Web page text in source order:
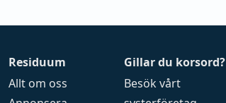
Residuum
Allt om oss
Gillar du korsord?
Besök vårt